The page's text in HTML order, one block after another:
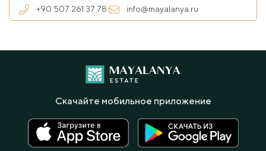
+90 507 261 37 78 info@mayalanya.ru
Скачайте мобильное приложение